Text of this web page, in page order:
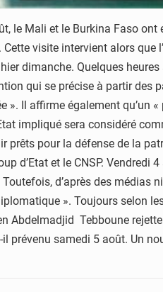
le Mali et le Burkina Faso
visite intervient alors
dimanche. Quelques
qui se précise à partir
». Il affirme également
impliqué sera considéré
pour la défense de la
et le CNSP. Vendredi
d’après des
». Toujours selon
Tebboune
prévenu samedi 5 août. Un